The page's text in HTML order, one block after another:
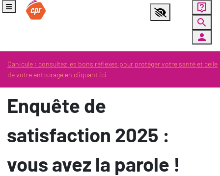
Panneau de gestion des cookies
Aller au contenu principal
Menu
Canicule : consultez les bons réflexes pour protéger votre santé et celle
de votre entourage en cliquant ici
Enquête de satisfaction 2025 : vous avez la parole !
Enquête de
satisfaction 2025 :
vous avez la parole !